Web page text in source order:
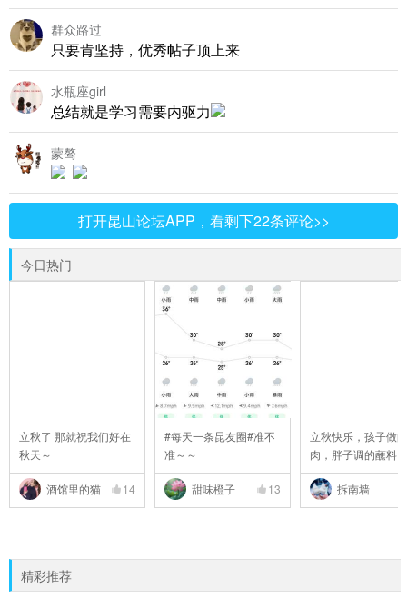
群众路过
只要肯坚持，优秀帖子顶上来
水瓶座girl
总结就是学习需要内驱力
蒙骜
打开昆山论坛APP，看剩下22条评论>>
今日热门
立秋了 那就祝我们好在
秋天～
酒馆里的猫 14
#每天一条昆友圈#准不
准～～
甜味橙子 13
立秋快乐，孩子做
肉，胖子调的蘸料
..
拆南墙
精彩推荐